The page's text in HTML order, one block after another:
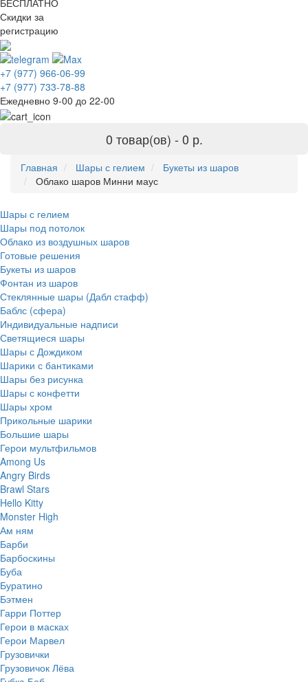
Скидки за
регистрацию
+7 (977) 966-06-99
+7 (977) 733-78-88
Ежедневно 9-00 до 22-00
0 товар(ов) - 0 р.
Главная Шары с гелием
Букеты из шаров
Облако шаров Минни маус
Шары с гелием
Шары под потолок
Облако из воздушных шаров
Готовые решения
Букеты из шаров
Фонтан из шаров
Стеклянные шары (Дабл стафф)
Баблс (сфера)
Индивидуальные надписи
Светящиеся шары
Шары с Дождиком
Шарики с бантиками
Шары без рисунка
Шары с конфетти
Шары хром
Прикольные шарики
Большие шары
Герои мультфильмов
Among Us
Angry Birds
Brawl Stars
Hello Kitty
Monster High
Ам ням
Барби
Барбоскины
Буба
Буратино
Бэтмен
Гарри Поттер
Герои в масках
Герои Марвел
Грузовички
Грузовичок Лёва